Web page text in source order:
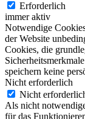
Erforderlich
immer aktiv
Notwendige
der Website
Cookies, die
speichern keine
Nicht erforderlich
Nicht
Als nicht
für das